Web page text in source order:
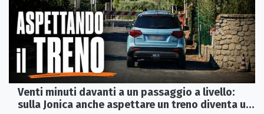
Venti minuti davanti a un passaggio a livello:
sulla Jonica anche aspettare un treno diventa un